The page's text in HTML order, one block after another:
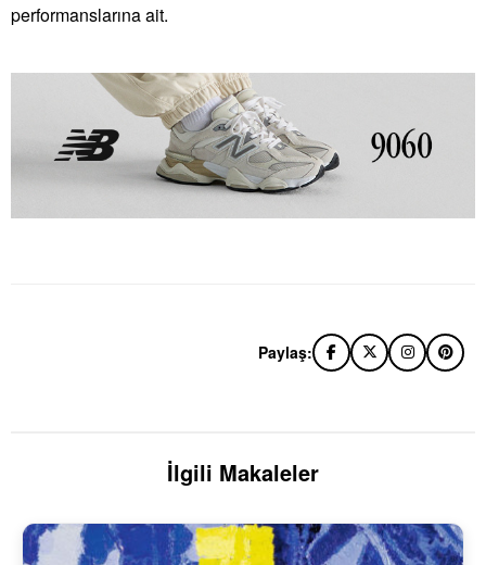
performanslarına ait.
Paylaş:
İlgili Makaleler